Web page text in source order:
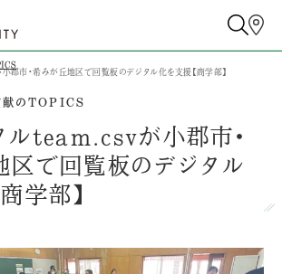
郡市・希みが丘地区で回覧板のデジタル化を支援【商学部】
献のTOPICS
ルteam.csvが小郡市・
区で回覧板のデジタル
学部】